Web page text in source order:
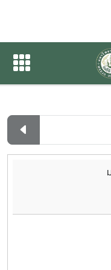
ปฏิทินกิจกร
ปฏิทินกิจกรรมของห